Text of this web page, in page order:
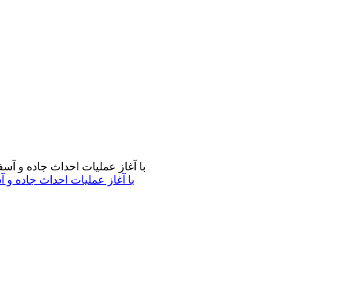
با آغاز عملیات احداث جاده